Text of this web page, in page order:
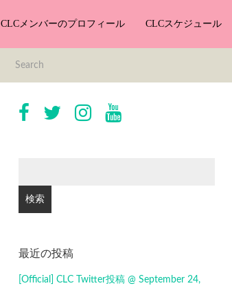
CLCメンバーのプロフィール CLCスケジュール
最近の投稿
[Official] CLC Twitter投稿 @ September 24,